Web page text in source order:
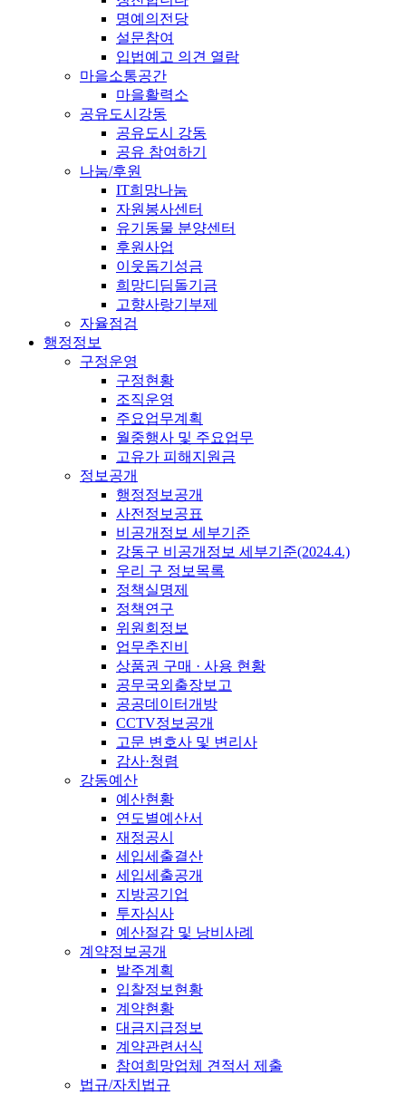
명예의전당
설문참여
입법예고 의견 열람
마을소통공간
마을활력소
공유도시강동
공유도시 강동
공유 참여하기
나눔/후원
IT희망나눔
자원봉사센터
유기동물 분양센터
후원사업
이웃돕기성금
희망디딤돌기금
고향사랑기부제
자율점검
행정정보
구정운영
구정현황
조직운영
주요업무계획
월중행사 및 주요업무
고유가 피해지원금
정보공개
행정정보공개
사전정보공표
비공개정보 세부기준
강동구 비공개정보 세부기준(2024.4.)
우리 구 정보목록
정책실명제
정책연구
위원회정보
업무추진비
상품권 구매 · 사용 현황
공무국외출장보고
공공데이터개방
CCTV정보공개
고문 변호사 및 변리사
감사·청렴
강동예산
예산현황
연도별예산서
재정공시
세입세출결산
세입세출공개
지방공기업
투자심사
예산절감 및 낭비사례
계약정보공개
발주계획
입찰정보현황
계약현황
대금지급정보
계약관련서식
참여희망업체 견적서 제출
법규/자치법규